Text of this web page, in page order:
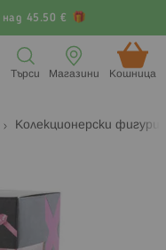
45.50 €
Кошница (
Магазини
Търси
Колекционерски фигури